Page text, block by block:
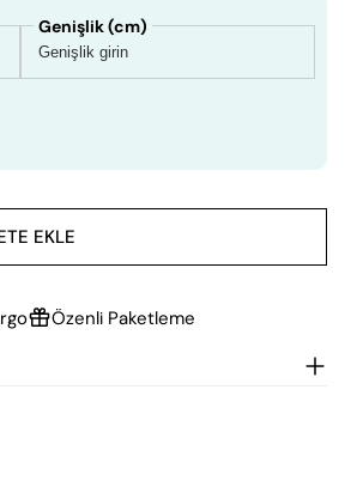
Genişlik (cm)
EKLE
Özenli Paketleme